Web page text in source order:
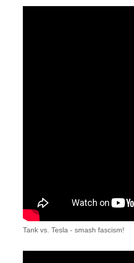
Tank vs. Tesla - smash fascism!